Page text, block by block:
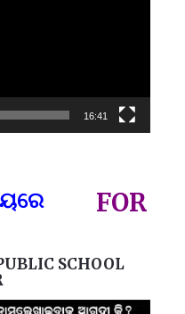
16:41
FOR
SCHOOL